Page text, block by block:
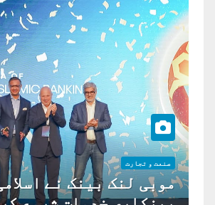
صنعت و تجارت
موبی لنک بینک نے